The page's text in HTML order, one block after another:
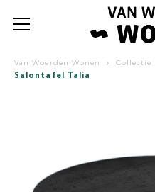
Van Woerden Wonen Collectie
Salontafel Talia